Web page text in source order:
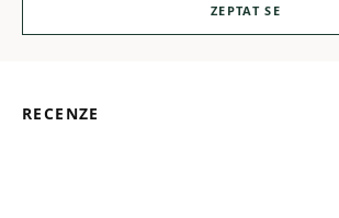
ZEPTAT SE
RECENZE